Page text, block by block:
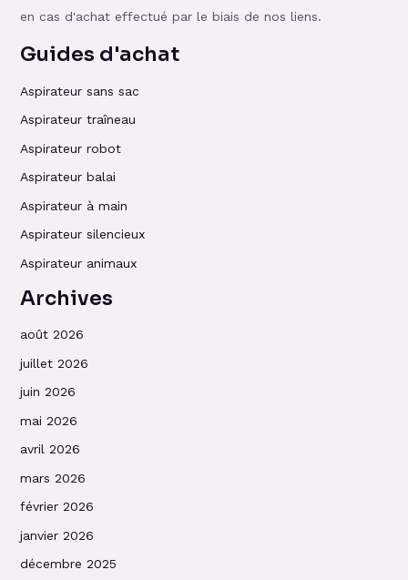
en cas d'achat effectué par le biais de nos liens.
Guides d'achat
Aspirateur sans sac
Aspirateur traîneau
Aspirateur robot
Aspirateur balai
Aspirateur à main
Aspirateur silencieux
Aspirateur animaux
Archives
août 2026
juillet 2026
juin 2026
mai 2026
avril 2026
mars 2026
février 2026
janvier 2026
décembre 2025